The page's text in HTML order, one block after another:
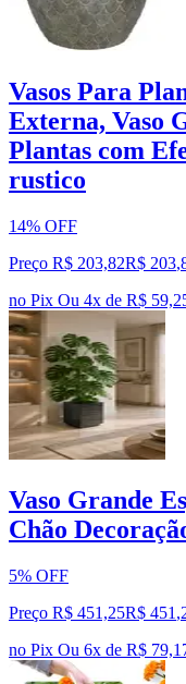
Vasos Para
Externa, Vaso
Plantas com
rustico
14% OFF
Preço R$ 203,82R$ 203,
no Pix Ou 4x de R$
Vaso Grande
Chão
5% OFF
Preço R$ 451,25R$ 451 ,
no Pix Ou 6x de R$